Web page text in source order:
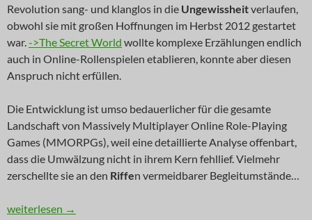
Revolution sang- und klanglos in die Ungewissheitverlaufen,
obwohl sie mit großen Hoffnungen im Herbst 2012 gestartet
war.->The Secret World wollte komplexe Erzählungen endlich
auch in Online-Rollenspielen etablieren, konnte aber diesen
Anspruch nicht erfüllen.
Die Entwicklung ist umso bedauerlicher für die gesamte
Landschaft von Massively Multiplayer Online Role-Playing
Games (MMORPGs), weil eine detaillierte Analyse offenbart,
dass die Umwälzung nicht in ihrem Kern fehllief. Vielmehr
zerschellte sie an den Riffen vermeidbarer Begleitumstände…
KOMMENTAR: Totengräber verborgener Welten
weiterlesen →